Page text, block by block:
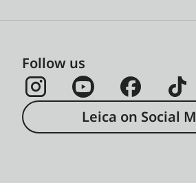
Follow us
Leica on Social